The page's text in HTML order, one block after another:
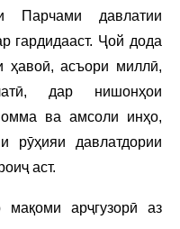
давлатии
гардидааст. Ҷой дода
ҳавоӣ, асъори миллӣ,
дар нишонҳои
омма ва амсоли инҳо,
рӯҳияи давлатдории
аст.
арҷгузорӣ аз